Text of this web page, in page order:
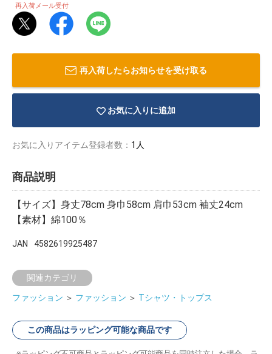
再入荷メール受付
再入荷したらお知らせを受け取る
お気に入りに追加
お気に入りアイテム登録者数： 1人
商品説明
【サイズ】身丈78cm 身巾58cm 肩巾53cm 袖丈24cm
【素材】綿100％
JAN 4582619925487
関連カテゴリ
ファッション ＞ ファッション ＞ Tシャツ・トップス
この商品はラッピング可能な商品です
イラストレ
アダルトグ